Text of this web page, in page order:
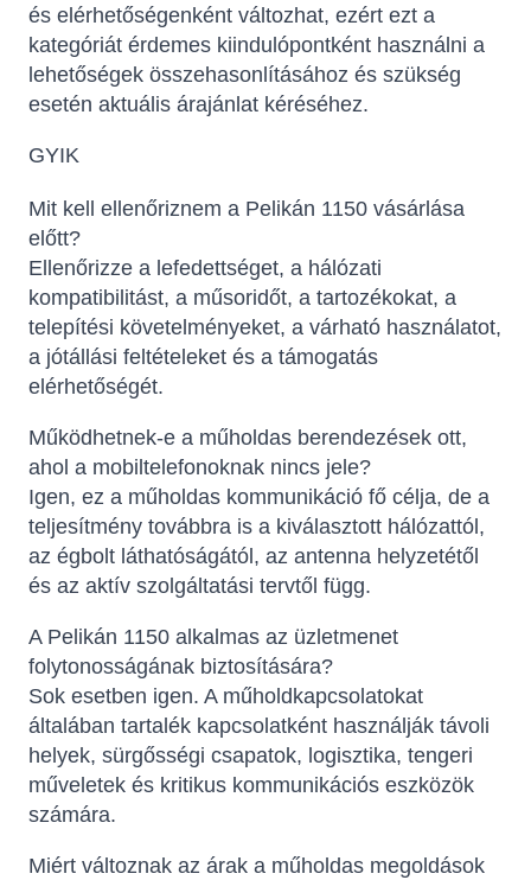
és elérhetőségenként változhat, ezért ezt a
kategóriát érdemes kiindulópontként használni a
lehetőségek összehasonlításához és szükség
esetén aktuális árajánlat kéréséhez.
GYIK
Mit kell ellenőriznem a Pelikán 1150 vásárlása
előtt?
Ellenőrizze a lefedettséget, a hálózati
kompatibilitást, a műsoridőt, a tartozékokat, a
telepítési követelményeket, a várható használatot,
a jótállási feltételeket és a támogatás
elérhetőségét.
Működhetnek-e a műholdas berendezések ott,
ahol a mobiltelefonoknak nincs jele?
Igen, ez a műholdas kommunikáció fő célja, de a
teljesítmény továbbra is a kiválasztott hálózattól,
az égbolt láthatóságától, az antenna helyzetétől
és az aktív szolgáltatási tervtől függ.
A Pelikán 1150 alkalmas az üzletmenet
folytonosságának biztosítására?
Sok esetben igen. A műholdkapcsolatokat
általában tartalék kapcsolatként használják távoli
helyek, sürgősségi csapatok, logisztika, tengeri
műveletek és kritikus kommunikációs eszközök
számára.
Miért változnak az árak a műholdas megoldások